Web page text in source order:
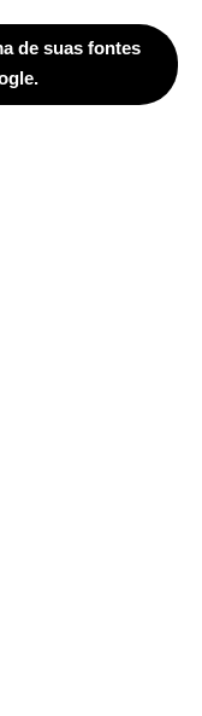
de suas fontes